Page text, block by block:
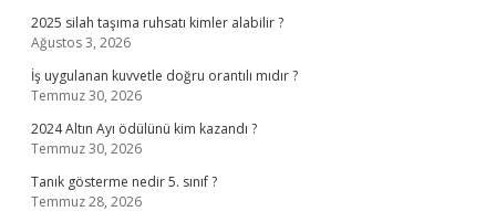
2025 silah taşıma ruhsatı kimler alabilir ?
Ağustos 3, 2026
İş uygulanan kuvvetle doğru orantılı mıdır ?
Temmuz 30, 2026
2024 Altın Ayı ödülünü kim kazandı ?
Temmuz 30, 2026
Tanık gösterme nedir 5. sınıf ?
Temmuz 28, 2026